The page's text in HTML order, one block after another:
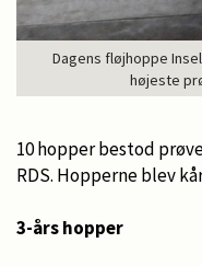
Dagens fløjhoppe
højeste
10 hopper bestod
RDS. Hopperne blev
3-års hopper